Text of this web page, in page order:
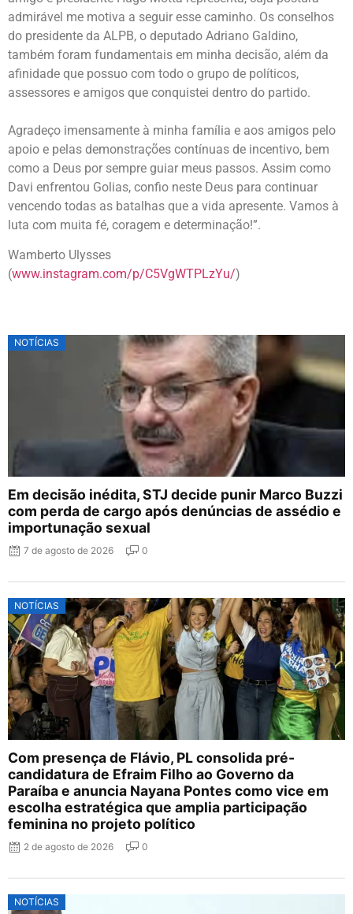
admirável me motiva a seguir esse caminho. Os conselhos
do presidente da ALPB, o deputado Adriano Galdino,
também foram fundamentais em minha decisão, além da
afinidade que possuo com todo o grupo de políticos,
assessores e amigos que conquistei dentro do partido.
Agradeço imensamente à minha família e aos amigos pelo
apoio e pelas demonstrações contínuas de incentivo, bem
como a Deus por sempre guiar meus passos. Assim como
Davi enfrentou Golias, confio neste Deus para continuar
vencendo todas as batalhas que a vida apresente. Vamos à
luta com muita fé, coragem e determinação!”.
Wamberto Ulysses
(www.instagram.com/p/C5VgWTPLzYu/)
NOTÍCIAS
Em decisão inédita, STJ decide punir Marco Buzzi
com perda de cargo após denúncias de assédio e
importunação sexual
7 de agosto de 2026 0
NOTÍCIAS
Com presença de Flávio, PL consolida pré-
candidatura de Efraim Filho ao Governo da
Paraíba e anuncia Nayana Pontes como vice em
escolha estratégica que amplia participação
feminina no projeto político
2 de agosto de 2026 0
NOTÍCIAS